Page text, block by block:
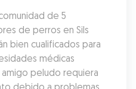
de 5
de perros en Sils
bien cualificados para
médicas
peludo requiera
debido a problemas